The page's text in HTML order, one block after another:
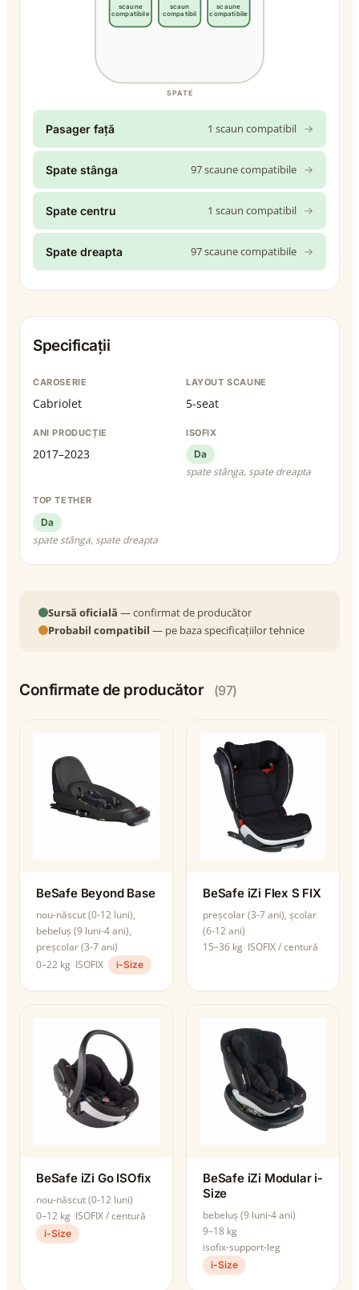
SPATE
scaune
compatibile
scaun
compatibil
scaune
compatibile
Pasager față 1 scaun compatibil →
Spate stânga 97 scaune compatibile →
Spate centru 1 scaun compatibil →
Spate dreapta 97 scaune compatibile →
Specificații
CAROSERIE
Cabriolet
LAYOUT SCAUNE
5-seat
ANI PRODUCȚIE
2017–2023
ISOFIX
Da
spate stânga, spate dreapta
TOP TETHER
Da
spate stânga, spate dreapta
Sursă oficială — confirmat de producător
Probabil compatibil — pe baza specificațiilor tehnice
Confirmate de producător (97)
BeSafe Beyond Base
nou-născut (0-12 luni),
bebeluș (9 luni-4 ani),
preșcolar (3-7 ani)
0–22 kg ISOFIX i-Size
BeSafe iZi Flex S FIX
preșcolar (3-7 ani), școlar
(6-12 ani)
15–36 kg ISOFIX / centură
BeSafe iZi Go ISOfix
nou-născut (0-12 luni)
0–12 kg ISOFIX / centură
i-Size
BeSafe iZi Modular i-
Size
bebeluș (9 luni-4 ani)
9–18 kg
isofix-support-leg
i-Size